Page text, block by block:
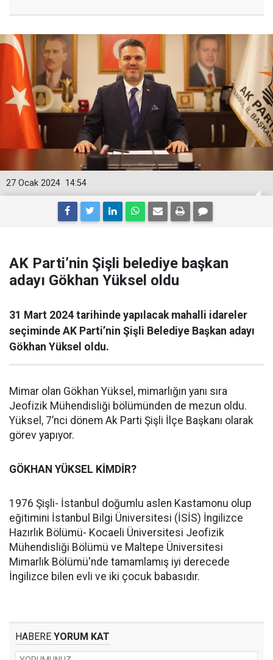
14:54
27 Ocak 2024
AK Parti’nin Şişli belediye başkan
adayı Gökhan Yüksel oldu
31 Mart 2024 tarihinde yapılacak mahalli idareler
seçiminde AK Parti’nin Şişli Belediye Başkan adayı
Gökhan Yüksel oldu.
Mimar olan Gökhan Yüksel, mimarlığın yanı sıra
Jeofizik Mühendisliği bölümünden de mezun oldu.
Yüksel, 7’nci dönem Ak Parti Şişli İlçe Başkanı olarak
görev yapıyor.
GÖKHAN YÜKSEL KİMDİR?
1976 Şişli- İstanbul doğumlu aslen Kastamonu olup
eğitimini İstanbul Bilgi Üniversitesi (İSİS) İngilizce
Hazırlık Bölümü- Kocaeli Üniversitesi Jeofizik
Mühendisliği Bölümü ve Maltepe Üniversitesi
Mimarlık Bölümü'nde tamamlamış iyi derecede
İngilizce bilen evli ve iki çocuk babasıdır.
HABERE YORUM KAT